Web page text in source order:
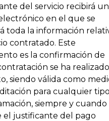
del servicio recibirá un
en el que se
toda la información
contratado. Este
es la confirmación de
se ha realizado
siendo válida como
para cualquier tipo
siempre y cuando
el justificante del pago